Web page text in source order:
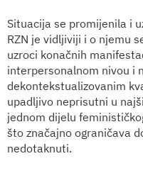
Situacija se promijenila i
RZN je vidljiviji i o njemu
uzroci konačnih
interpersonalnom nivou i
dekontekstualizovanim
upadljivo neprisutni u
jednom dijelu
što značajno ograničava
nedotaknuti.